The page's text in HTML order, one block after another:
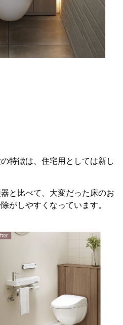
特徴は、住宅用としては新し
と比べて、大変だった床のお
がしやすくなっています。